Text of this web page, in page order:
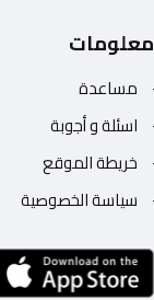
معلومات
مساعدة
اسئلة و أجوبة
خريطة الموقع
سياسة الخصوصية